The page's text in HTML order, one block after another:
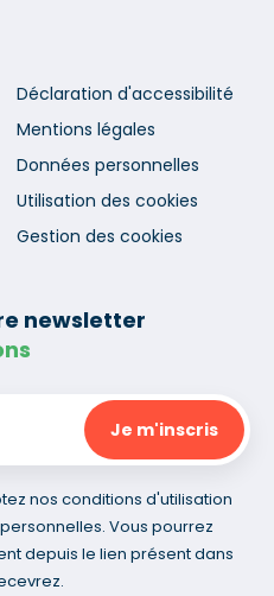
Déclaration d'accessibilité
Mentions légales
Données personnelles
Utilisation des cookies
Gestion des cookies
newsletter
nos conditions d'utilisation
Vous pourrez
depuis le lien présent dans